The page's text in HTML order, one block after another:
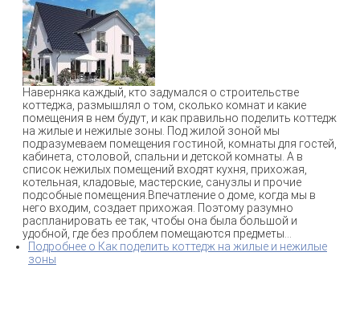
Наверняка каждый, кто задумался о строительстве
коттеджа, размышлял о том, сколько комнат и какие
помещения в нем будут, и как правильно поделить коттедж
на жилые и нежилые зоны. Под жилой зоной мы
подразумеваем помещения гостиной, комнаты для гостей,
кабинета, столовой, спальни и детской комнаты. А в
список нежилых помещений входят кухня, прихожая,
котельная, кладовые, мастерские, санузлы и прочие
подсобные помещения.Впечатление о доме, когда мы в
него входим, создает прихожая. Поэтому разумно
распланировать ее так, чтобы она была большой и
удобной, где без проблем помещаются предметы...
Подробнее о Как поделить коттедж на жилые и нежилые
зоны